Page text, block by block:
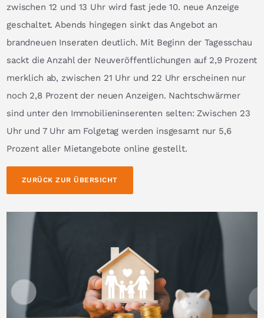
zwischen 12 und 13 Uhr wird fast jede 10. neue Anzeige
geschaltet. Abends hingegen sinkt das Angebot an
brandneuen Inseraten deutlich. Mit Beginn der Tagesschau
sackt die Anzahl der Neuveröffentlichungen auf 2,9 Prozent
merklich ab, zwischen 21 Uhr und 22 Uhr erscheinen nur
noch 2,8 Prozent der neuen Anzeigen. Nachtschwärmer
sind unter den Immobilieninserenten selten: Zwischen 23
Uhr und 7 Uhr am Folgetag werden insgesamt nur 5,6
Prozent aller Mietangebote online gestellt.
ZURÜCK ZUR ÜBERSICHT